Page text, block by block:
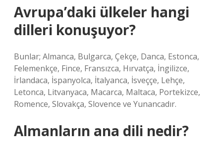
Avrupa’daki ülkeler hangi
dilleri konuşuyor?
Bunlar; Almanca, Bulgarca, Çekçe, Danca, Estonca,
Felemenkçe, Fince, Fransızca, Hırvatça, İngilizce,
İrlandaca, İspanyolca, İtalyanca, İsveççe, Lehçe,
Letonca, Litvanyaca, Macarca, Maltaca, Portekizce,
Romence, Slovakça, Slovence ve Yunancadır.
Almanların ana dili nedir?